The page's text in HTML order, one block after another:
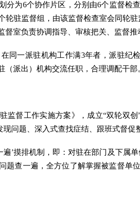
为6个协作片区，分别由6个监督检
轮驻监督组，由该监督检查室会同轮
室负责协调指导、审核把关、监督推
一派驻机构工作满3年者，派驻纪
派出）机构交流任职，合理调配干部
督工作实施方案》，成立“双轮双创
问题、深入式查找症结、跟班式督促
摸排机制，即：对驻在部门及下属
题查一遍，全方位了解掌握被监督单